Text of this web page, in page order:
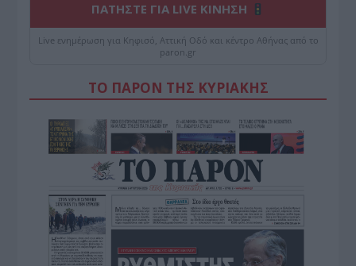
ΠΑΤΗΣΤΕ ΓΙΑ LIVE ΚΙΝΗΣΗ
Live ενημέρωση για Κηφισό, Αττική Οδό και κέντρο Αθήνας από το
paron.gr
ΤΟ ΠΑΡΟΝ ΤΗΣ ΚΥΡΙΑΚΗΣ